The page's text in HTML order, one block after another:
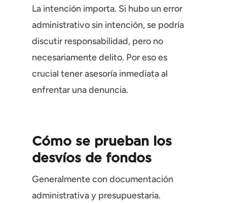
La intención importa. Si hubo un error
administrativo sin intención, se podría
discutir responsabilidad, pero no
necesariamente delito. Por eso es
crucial tener asesoría inmediata al
enfrentar una denuncia.
Cómo se prueban los
desvíos de fondos
Generalmente con documentación
administrativa y presupuestaria.